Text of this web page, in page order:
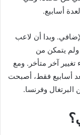
أسابيع.
وبدا أن لاعب
يتمكن من
آخر متأخر. ومع
أسابيع فقط، أصبحت
وفرنسا.